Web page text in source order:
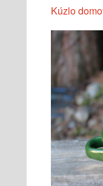
Kúzlo